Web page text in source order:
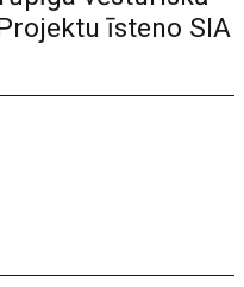
īsteno SIA